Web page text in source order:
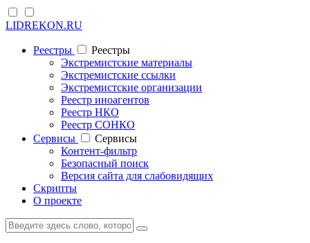
LIDREKON.RU
Реестры
Реестры
Экстремистские материалы
Экстремистские ссылки
Экстремистские организации
Реестр иноагентов
Реестр НКО
Реестр СОНКО
Cервисы
Cервисы
Контент-фильтр
Безопасный поиск
Версия сайта для слабовидящих
Скрипты
О проекте